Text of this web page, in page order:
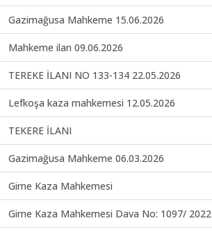
Gazimağusa Mahkeme 15.06.2026
Mahkeme ilan 09.06.2026
TEREKE İLANI NO 133-134 22.05.2026
Lefkoşa kaza mahkemesi 12.05.2026
TEKERE İLANI
Gazimağusa Mahkeme 06.03.2026
Girne Kaza Mahkemesi
Girne Kaza Mahkemesi Dava No: 1097/ 2022